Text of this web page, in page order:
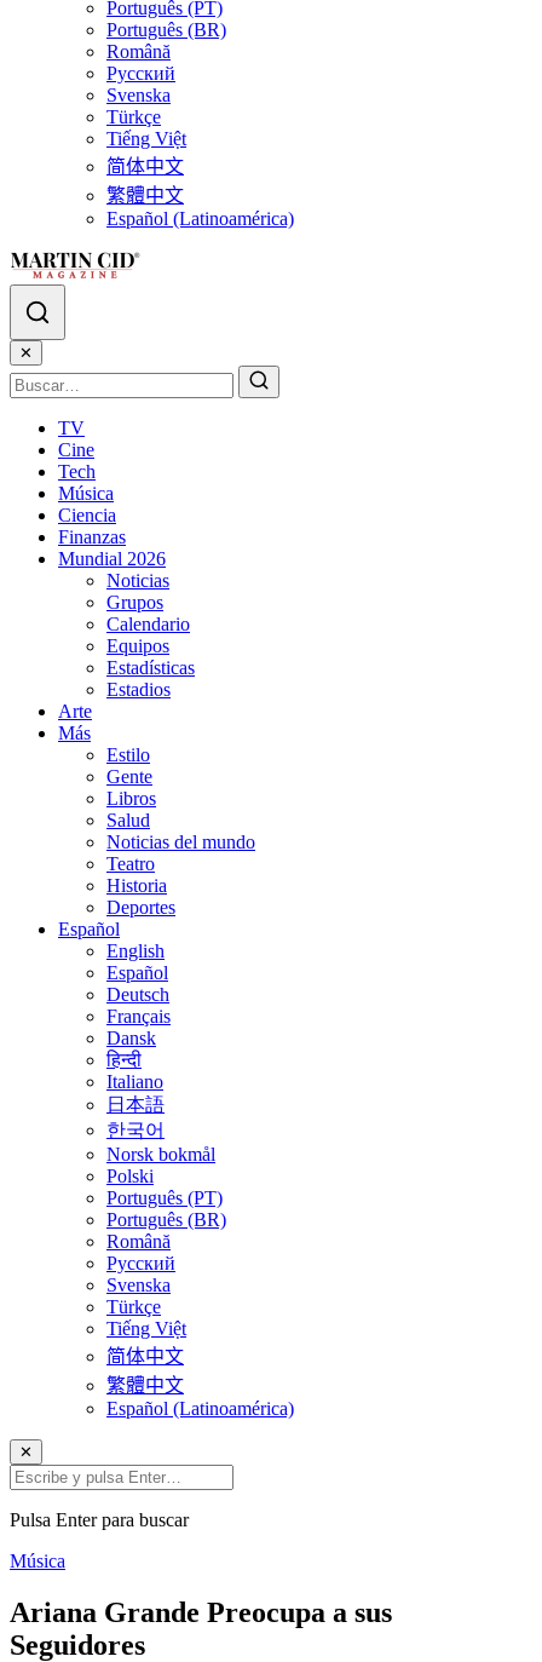
Português (PT)
Português (BR)
Română
Русский
Svenska
Türkçe
Tiếng Việt
简体中文
繁體中文
Español (Latinoamérica)
✕
TV
Cine
Tech
Música
Ciencia
Finanzas
Mundial 2026
Noticias
Grupos
Calendario
Equipos
Estadísticas
Estadios
Arte
Más
Estilo
Gente
Libros
Salud
Noticias del mundo
Teatro
Historia
Deportes
Español
English
Español
Deutsch
Français
Dansk
हिन्दी
Italiano
日本語
한국어
Norsk bokmål
Polski
Português (PT)
Português (BR)
Română
Русский
Svenska
Türkçe
Tiếng Việt
简体中文
繁體中文
Español (Latinoamérica)
✕
Pulsa Enter para buscar
Música
Ariana Grande Preocupa a sus
Seguidores